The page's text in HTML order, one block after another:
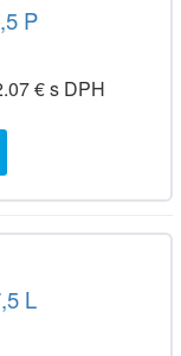
P
€ s DPH
L